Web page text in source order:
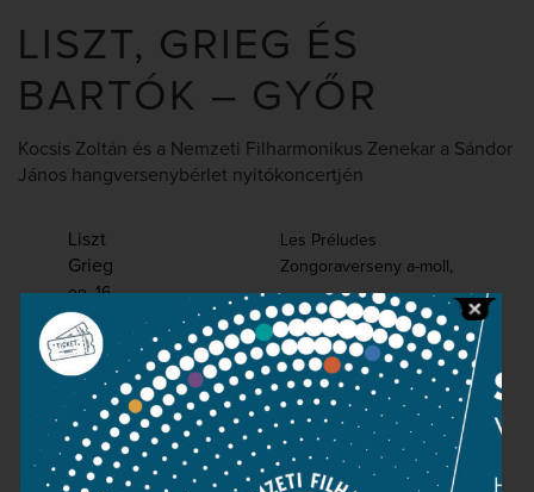
LISZT, GRIEG ÉS
BARTÓK – GYŐR
Kocsis Zoltán és a Nemzeti Filharmonikus Zenekar a Sándor
János hangversenybérlet nyitókoncertjén
Liszt Les Préludes
Grieg
Zongoraverseny a-moll,
op. 16
Bartók Concerto
Váradi László zongora
Nemzeti Filharmonikus Zenekar